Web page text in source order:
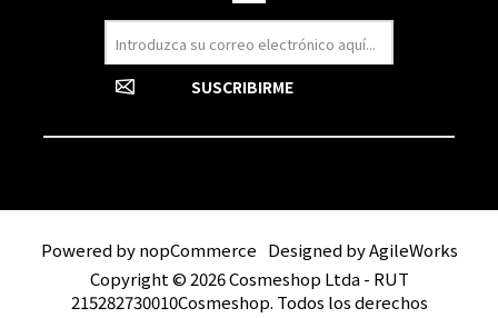
Powered bynopCommerce Designed byAgileWorks
Copyright © 2026 Cosmeshop Ltda - RUT
215282730010Cosmeshop. Todos los derechos